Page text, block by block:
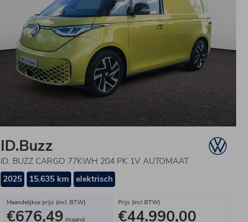
ID.Buzz
ID. BUZZ CARGO 77KWH 204 PK 1V AUTOMAAT
2025
15.635 km elektrisch
Maandelijkse prijs (incl. BTW)
€676,49 /maand
Prijs (incl BTW)
€44.990,00